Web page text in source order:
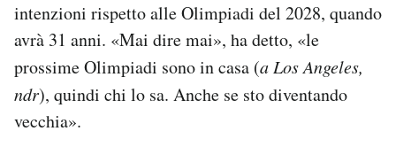
intenzioni rispetto alle Olimpiadi del 2028, quando
avrà 31 anni. «Mai dire mai», ha detto, «le
prossime Olimpiadi sono in casa (a Los Angeles,
ndr), quindi chi lo sa. Anche se sto diventando
vecchia».